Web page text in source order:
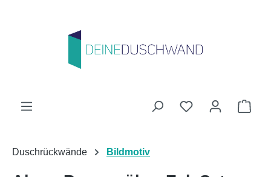
Du hast 0
Duschrückwände Bildmotiv